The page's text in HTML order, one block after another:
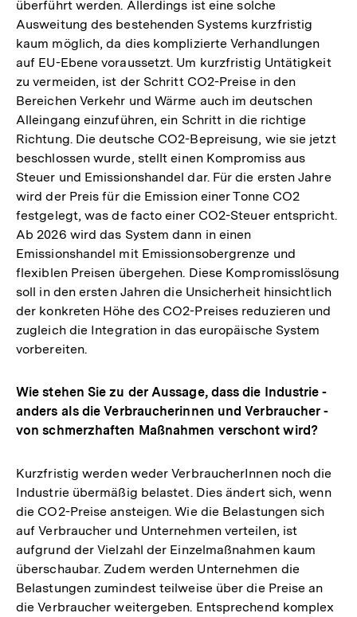
überführt werden. Allerdings ist eine solche
Ausweitung des bestehenden Systems kurzfristig
kaum möglich, da dies komplizierte Verhandlungen
auf EU-Ebene voraussetzt. Um kurzfristig Untätigkeit
zu vermeiden, ist der Schritt CO2-Preise in den
Bereichen Verkehr und Wärme auch im deutschen
Alleingang einzuführen, ein Schritt in die richtige
Richtung. Die deutsche CO2-Bepreisung, wie sie jetzt
beschlossen wurde, stellt einen Kompromiss aus
Steuer und Emissionshandel dar. Für die ersten Jahre
wird der Preis für die Emission einer Tonne CO2
festgelegt, was de facto einer CO2-Steuer entspricht.
Ab 2026 wird das System dann in einen
Emissionshandel mit Emissionsobergrenze und
flexiblen Preisen übergehen. Diese Kompromisslösung
soll in den ersten Jahren die Unsicherheit hinsichtlich
der konkreten Höhe des CO2-Preises reduzieren und
zugleich die Integration in das europäische System
vorbereiten.
Wie stehen Sie zu der Aussage, dass die Industrie -
anders als die Verbraucherinnen und Verbraucher -
von schmerzhaften Maßnahmen verschont wird?
Kurzfristig werden weder VerbraucherInnen noch die
Industrie übermäßig belastet. Dies ändert sich, wenn
die CO2-Preise ansteigen. Wie die Belastungen sich
auf Verbraucher und Unternehmen verteilen, ist
aufgrund der Vielzahl der Einzelmaßnahmen kaum
überschaubar. Zudem werden Unternehmen die
Belastungen zumindest teilweise über die Preise an
die Verbraucher weitergeben. Entsprechend komplex